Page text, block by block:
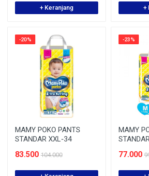
+ Keranjang +
-20%
MAMY POKO PANTS
STANDAR XXL-34
83.500 104.000
-23%
MAMY
77.000